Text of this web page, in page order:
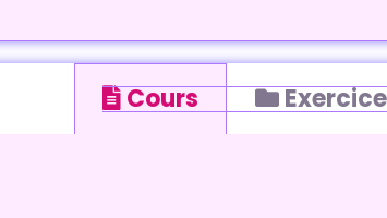
Cours